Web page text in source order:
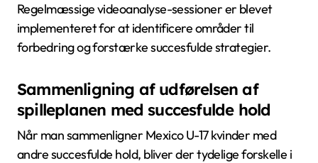
Regelmæssige videoanalyse-sessioner er blevet
implementeret for at identificere områder til
forbedring og forstærke succesfulde strategier.
Sammenligning af udførelsen af
spilleplanen med succesfulde hold
Når man sammenligner Mexico U-17 kvinder med
andre succesfulde hold, bliver der tydelige forskelle i